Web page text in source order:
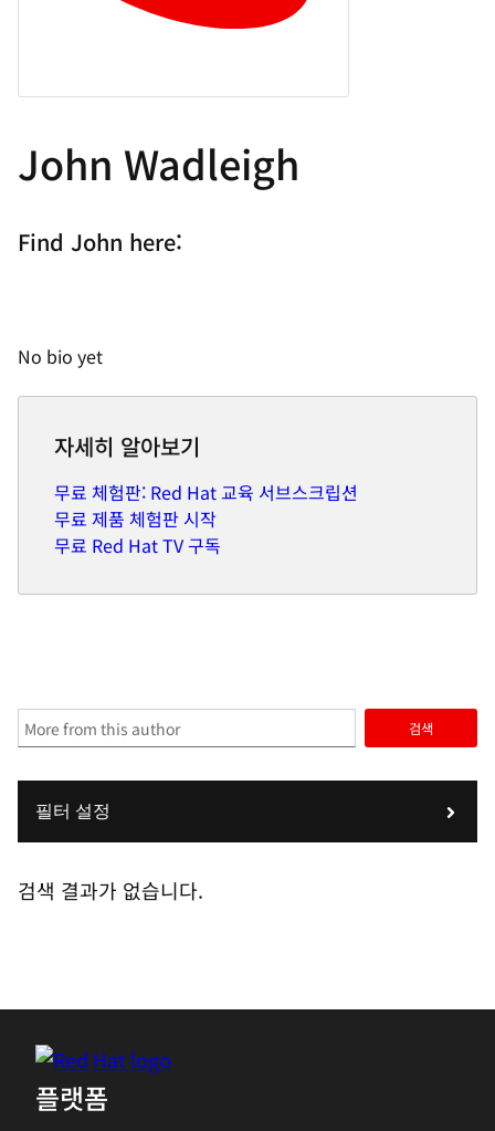
John Wadleigh
Find John here:
No bio yet
자세히 알아보기
무료 체험판: Red Hat 교육 서브스크립션
무료 제품 체험판 시작
무료 Red Hat TV 구독
검색
필터 설정
검색 결과가 없습니다.
플랫폼